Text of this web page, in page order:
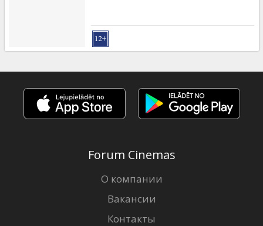
Forum Cinemas
О компании
Вакансии
Контакты